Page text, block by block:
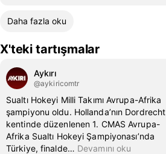
Daha fazla oku
X'teki tartışmalar
Aykırı
@aykiricomtr
Sualtı Hokeyi Milli Takımı Avrupa-Afrika
şampiyonu oldu. Hollanda’nın Dordrecht
kentinde düzenlenen 1. CMAS Avrupa-
Afrika Sualtı Hokeyi Şampiyonası’nda
Türkiye, finalde… Devamını oku